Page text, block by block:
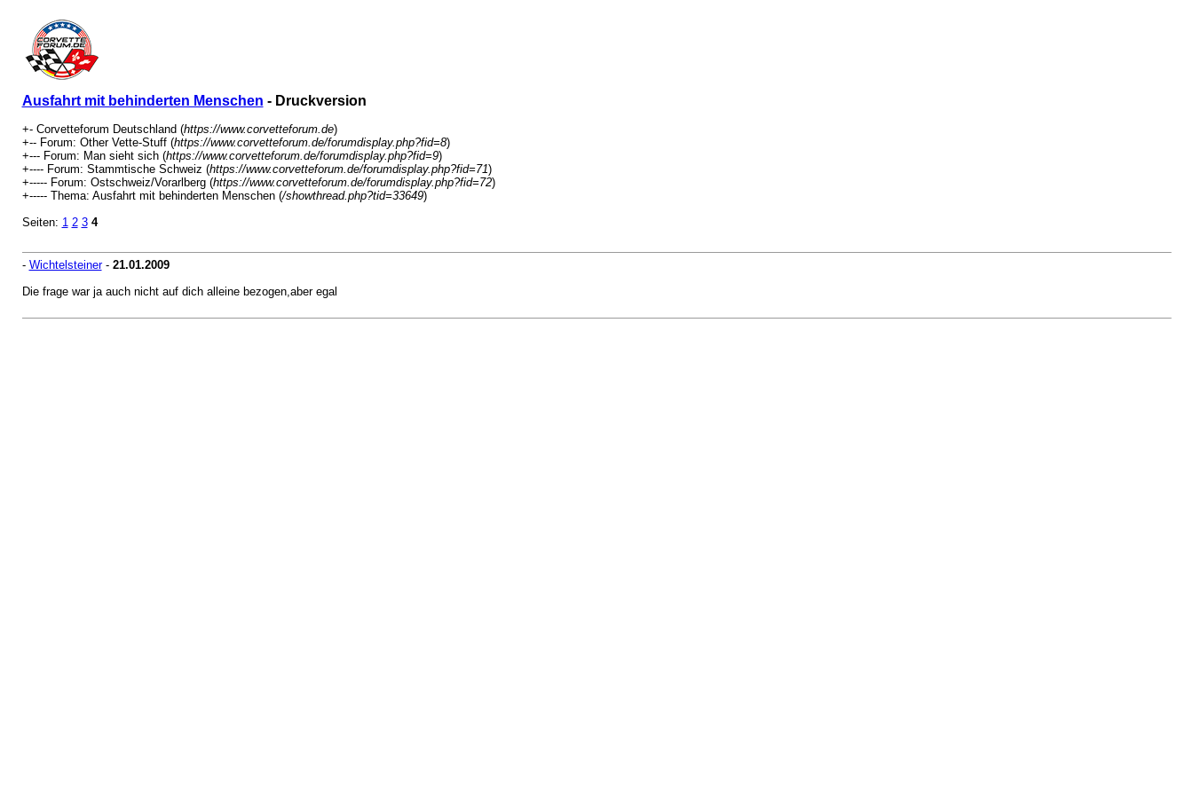
Ausfahrt mit behinderten Menschen - Druckversion
+- Corvetteforum Deutschland (https://www.corvetteforum.de)
+-- Forum: Other Vette-Stuff (https://www.corvetteforum.de/forumdisplay.php?fid=8)
+--- Forum: Man sieht sich (https://www.corvetteforum.de/forumdisplay.php?fid=9)
+---- Forum: Stammtische Schweiz (https://www.corvetteforum.de/forumdisplay.php?fid=71)
+----- Forum: Ostschweiz/Vorarlberg (https://www.corvetteforum.de/forumdisplay.php?fid=72)
+----- Thema: Ausfahrt mit behinderten Menschen (/showthread.php?tid=33649)
Seiten: 1 2 3 4
- Wichtelsteiner- 21.01.2009
Die frage war ja auch nicht auf dich alleine bezogen,aber egal